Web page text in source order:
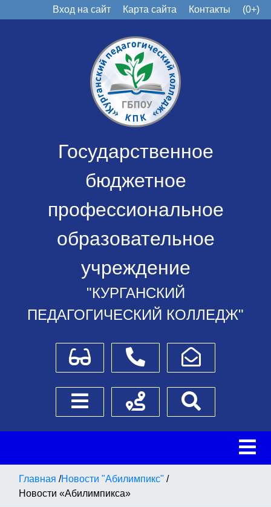
Вход на сайт Карта сайта Контакты (0+)
Государственное
бюджетное
профессиональное
образовательное
учреждение
"КУРГАНСКИЙ
ПЕДАГОГИЧЕСКИЙ КОЛЛЕДЖ"
Для слабовидящихТелефоныНаписать обращение
Боковое менюСхема проезда
Главная /Новости "Абилимпикс" /
Новости «Абилимпикса»